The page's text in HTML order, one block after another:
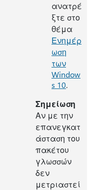
ανατρέ
ξτε στο
θέμα
Ενημέρ
ωση
των
Window
s 10.
Σημείωση
Αν με την
επανεγκατ
άσταση του
πακέτου
γλωσσών
δεν
μετριαστεί